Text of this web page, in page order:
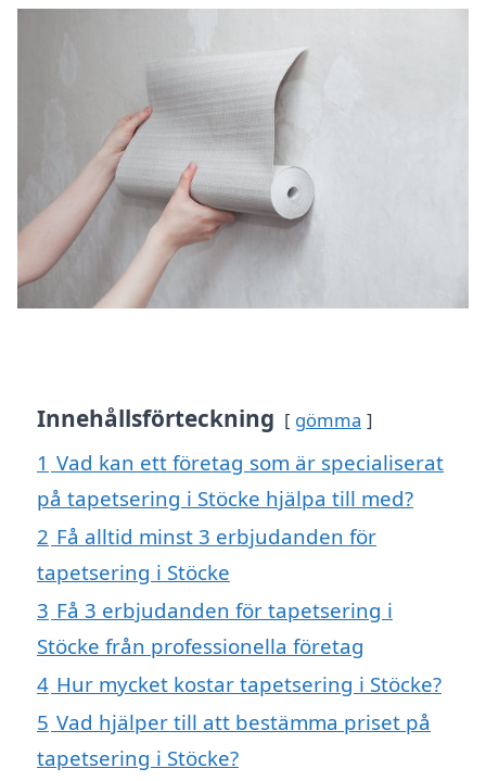
Innehållsförteckning gömma
1 Vad kan ett företag som är specialiserat
på tapetsering i Stöcke hjälpa till med?
2 Få alltid minst 3 erbjudanden för
tapetsering i Stöcke
3 Få 3 erbjudanden för tapetsering i
Stöcke från professionella företag
4 Hur mycket kostar tapetsering i Stöcke?
5 Vad hjälper till att bestämma priset på
tapetsering i Stöcke?